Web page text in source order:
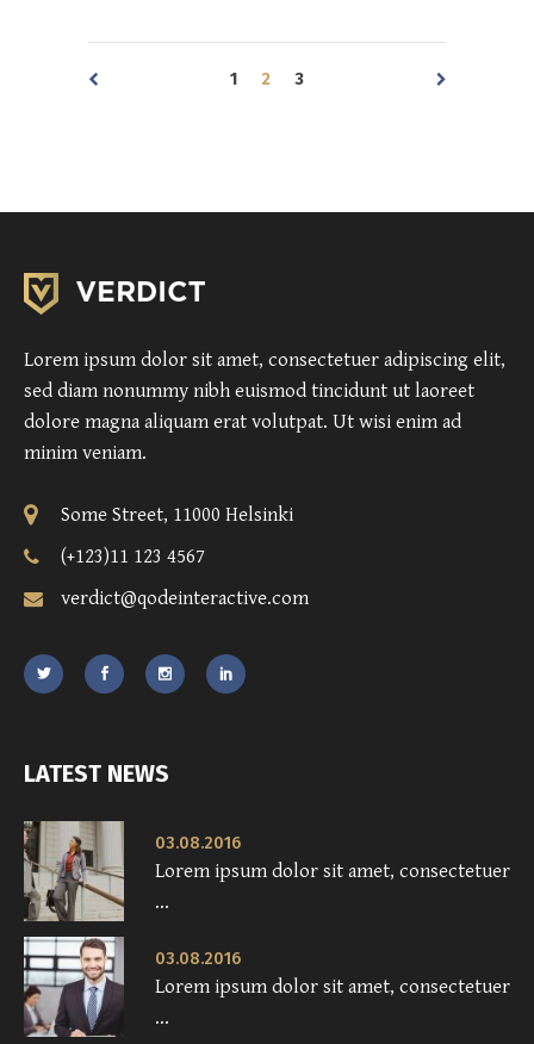
1 2 3
Lorem ipsum dolor sit amet, consectetuer adipiscing elit,
sed diam nonummy nibh euismod tincidunt ut laoreet
dolore magna aliquam erat volutpat. Ut wisi enim ad
minim veniam.
Some Street, 11000 Helsinki
(+123)11 123 4567
verdict@qodeinteractive.com
LATEST NEWS
03.08.2016
Lorem ipsum dolor sit amet, consectetuer
...
03.08.2016
Lorem ipsum dolor sit amet, consectetuer
...